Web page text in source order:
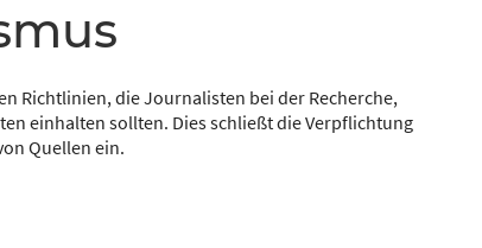
Richtlinien, die Journalisten bei der Recherche,
einhalten sollten. Dies schließt die Verpflichtung
Quellen ein.